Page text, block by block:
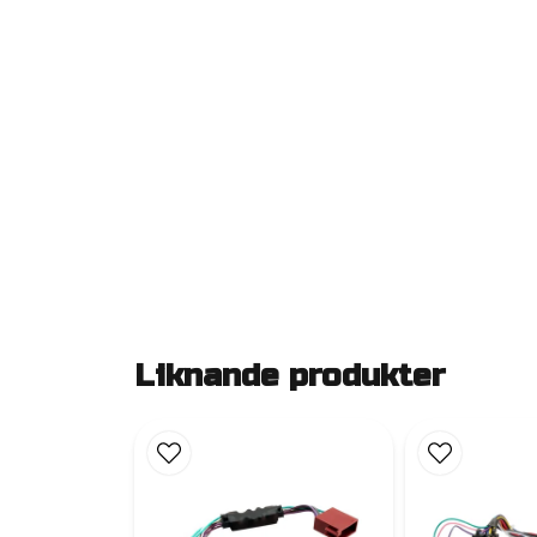
Liknande produkter